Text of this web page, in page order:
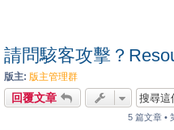
請問駭客攻擊？
版主: 版主管理群
回覆文章
5 篇文章 •